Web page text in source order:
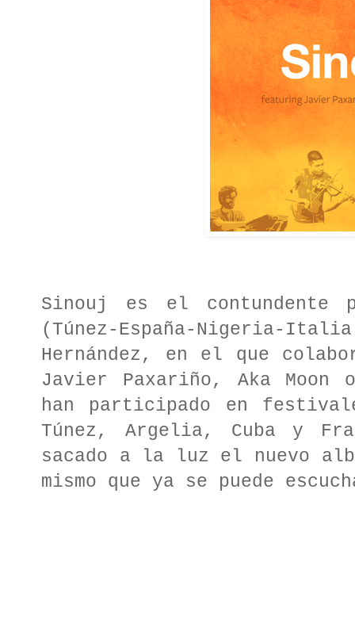
Sinouj es el contundente
(Túnez-España-
Hernández, en el que
Javier Paxariño, Aka
han participado en
Túnez, Argelia, Cuba y
sacado a la luz el nuevo
mismo que ya se puede